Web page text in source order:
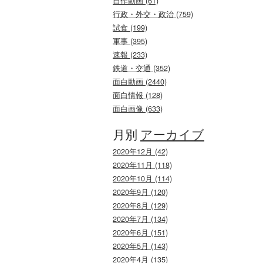
行政・外交・政治 (759)
試食 (199)
軍事 (395)
速報 (233)
鉄道・交通 (352)
面白動画 (2440)
面白情報 (128)
面白画像 (633)
月別 アーカイブ
2020年12月 (42)
2020年11月 (118)
2020年10月 (114)
2020年9月 (120)
2020年8月 (129)
2020年7月 (134)
2020年6月 (151)
2020年5月 (143)
2020年4月 (135)